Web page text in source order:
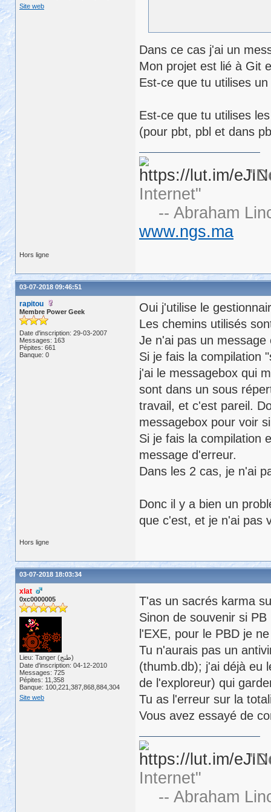
Site web
Dans ce cas j'ai un
Mon projet est lié à Git
Est-ce que tu utilises un
Est-ce que tu utilises
(pour pbt, pbl et dans
Internet"
-- Abraham
www.ngs.ma
Hors ligne
03-07-2018 09:46:51
rapitou
Membre Power Geek
Date d'inscription: 29-03-2007
Messages: 163
Pépites: 661
Banque: 0
Oui j'utilise le
Les chemins utilisés
Je n'ai pas un
Si je fais la compilation
j'ai le messagebox qui
sont dans un sous
travail, et c'est pareil.
messagebox pour voir
Si je fais la compilation
message d'erreur.
Dans les 2 cas, je n'ai
Donc il y a bien un
que c'est, et je n'ai pas
Hors ligne
03-07-2018 18:03:34
xlat
0xc0000005
Lieu: Tanger (طنج)
Date d'inscription: 04-12-2010
Messages: 725
Pépites: 11,358
Banque: 100,221,387,868,884,304
Site web
T'as un sacrés karma
Sinon de souvenir si
l'EXE, pour le PBD je
Tu n'aurais pas un
(thumb.db); j'ai déjà eu
de l'exploreur) qui
Tu as l'erreur sur la
Vous avez essayé de
Internet"
-- Abraham